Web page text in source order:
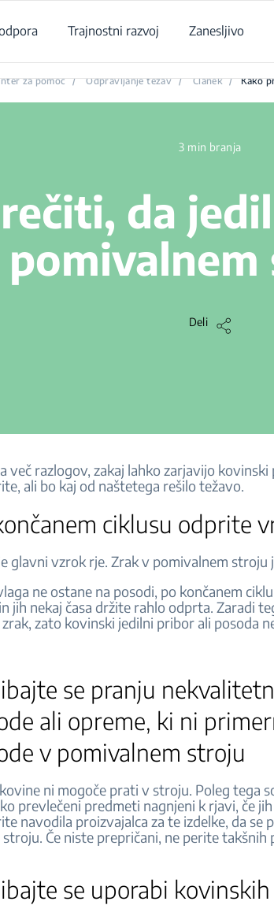
Trajnostni razvoj Zanesljivo
za pomoč / Odpravljanje težav / Članek / Kako
3 min branja
da
pomivalnem
Deli
Kako preprečiti, da jedilni pribor zarjavi v
več razlogov, zakaj lahko zarjavijo
ali bo kaj od naštetega rešilo težavo.
ciklusu odprite
glavni vzrok rje. Zrak v pomivalnem stroju
ne ostane na posodi, po končanem
jih nekaj časa držite rahlo odprta. Zaradi
zato kovinski jedilni pribor ali posoda
se pranju
ali opreme, ki ni
v pomivalnem stroju
ni mogoče prati v stroju. Poleg tega
prevlečeni predmeti nagnjeni k rjavi, če
navodila proizvajalca za te izdelke, da se
Če niste prepričani, ne perite
se uporabi